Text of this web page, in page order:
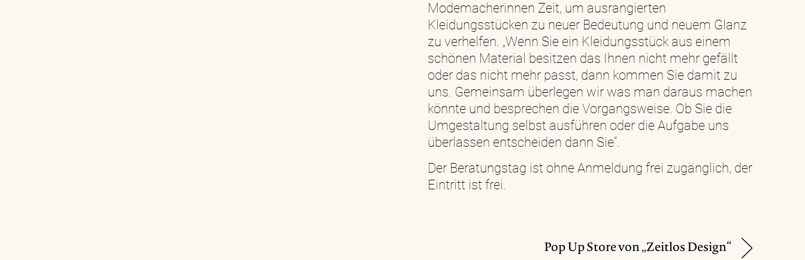
Modemacherinnen Zeit, um ausrangierten
Kleidungsstücken zu neuer Bedeutung und neuem Glanz
zu verhelfen. „Wenn Sie ein Kleidungsstück aus einem
schönen Material besitzen das Ihnen nicht mehr gefällt
oder das nicht mehr passt, dann kommen Sie damit zu
uns. Gemeinsam überlegen wir was man daraus machen
könnte und besprechen die Vorgangsweise. Ob Sie die
Umgestaltung selbst ausführen oder die Aufgabe uns
überlassen entscheiden dann Sie“.
Der Beratungstag ist ohne Anmeldung frei zugänglich, der
Eintritt ist frei.
Pop Up Store von „Zeitlos Design“